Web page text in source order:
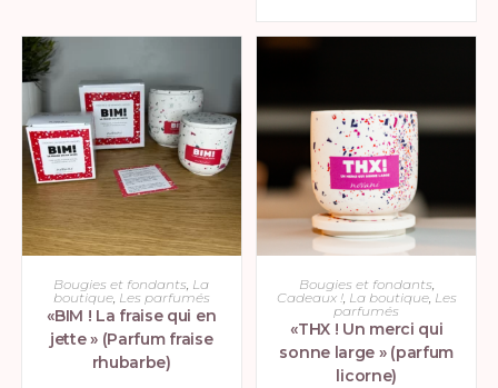
CHOIX DES OPTIONS
Bougies et fondants, La
boutique, Les parfumés
«BIM ! La fraise qui en
jette » (Parfum fraise
rhubarbe)
CHOIX DES OPTIONS
Bougies et fondants,
Cadeaux !, La boutique, Les
parfumés
«THX ! Un merci qui
sonne large » (parfum
licorne)